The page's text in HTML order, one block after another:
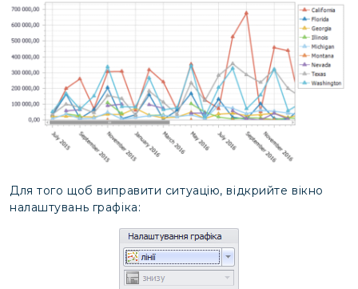
Для того щоб виправити ситуацію, відкрийте вікно
налаштувань графіка: